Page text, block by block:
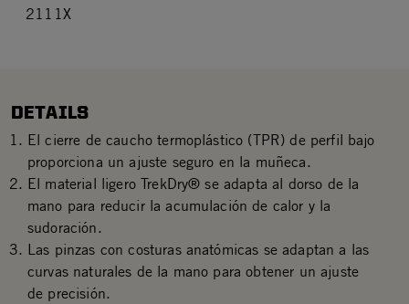
2111X
DETAILS
El cierre de caucho termoplástico (TPR) de perfil bajo
proporciona un ajuste seguro en la muñeca.
El material ligero TrekDry® se adapta al dorso de la
mano para reducir la acumulación de calor y la
sudoración.
Las pinzas con costuras anatómicas se adaptan a las
curvas naturales de la mano para obtener un ajuste
de precisión.